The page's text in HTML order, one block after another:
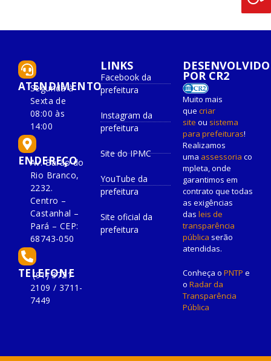
ATENDIMENTO
Segunda à
Sexta de
08:00 às
14:00
ENDEREÇO
Av. Barão do
Rio Branco,
2232.
Centro –
Castanhal –
Pará – CEP:
68743-050
TELEFONE
(91) 3721-
2109 / 3711-
7449
LINKS
Facebook da
prefeitura
Instagram da
prefeitura
Site do IPMC
YouTube da
prefeitura
Site oficial da
prefeitura
DESENVOLVIDO
POR CR2
Muito mais
que criar
site ou sistema
para prefeituras!
Realizamos
uma assessoria co
mpleta, onde
garantimos em
contrato que todas
as exigências
das leis de
transparência
pública serão
atendidas.
Conheça o PNTP e
o Radar da
Transparência
Pública